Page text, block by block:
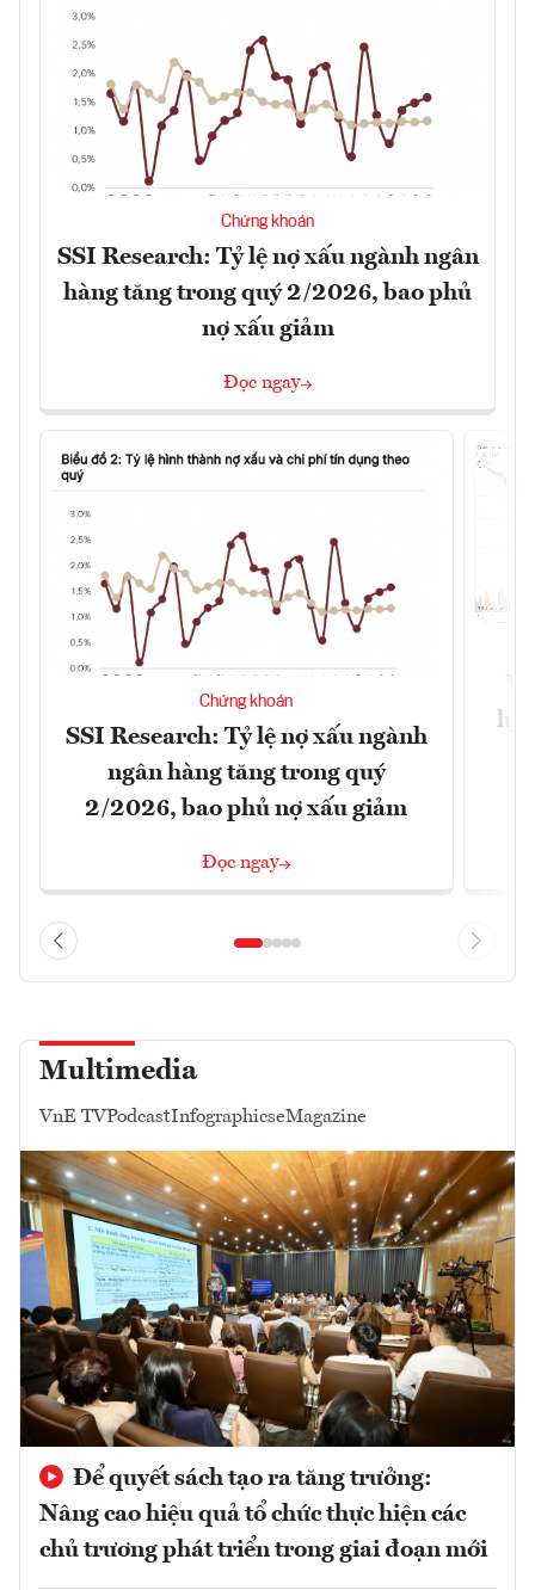
Chứng khoán
SSI Research: Tỷ lệ nợ xấu ngành ngân
hàng tăng trong quý 2/2026, bao phủ
nợ xấu giảm
Đọc ngay
Chứng khoán
SSI Research: Tỷ lệ nợ xấu ngành
ngân hàng tăng trong quý
2/2026, bao phủ nợ xấu giảm
Đọc ngay
lực
Multimedia
VnE TVPodcastInfographicseMagazine
Để quyết sách tạo ra tăng trưởng:
Nâng cao hiệu quả tổ chức thực hiện các
chủ trương phát triển trong giai đoạn mới